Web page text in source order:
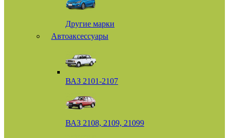
Другие марки
Автоаксессуары
ВАЗ 2101-2107
ВАЗ 2108, 2109, 21099